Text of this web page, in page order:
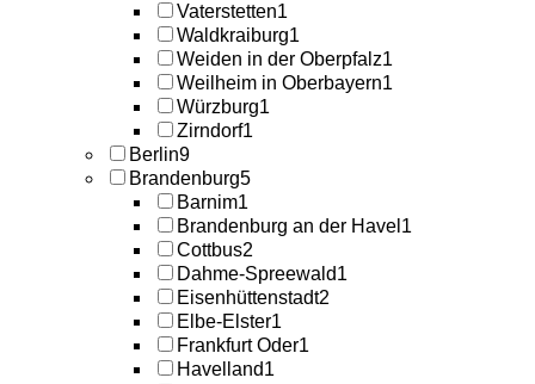
Vaterstetten1
Waldkraiburg1
Weiden in der Oberpfalz1
Weilheim in Oberbayern1
Würzburg1
Zirndorf1
Berlin9
Brandenburg5
Barnim1
Brandenburg an der Havel 1
Cottbus2
Dahme-Spreewald1
Eisenhüttenstadt2
Elbe-Elster1
Frankfurt Oder1
Havelland1